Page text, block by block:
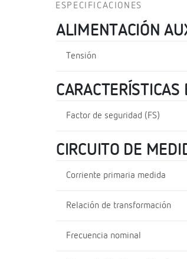
ESPECIFICACIONES
ALIMENTACIÓN
Tensión
CARACTERÍSTICAS
Factor de seguridad (FS)
CIRCUITO DE
Corriente primaria medida
Relación de transformación
Frecuencia nominal